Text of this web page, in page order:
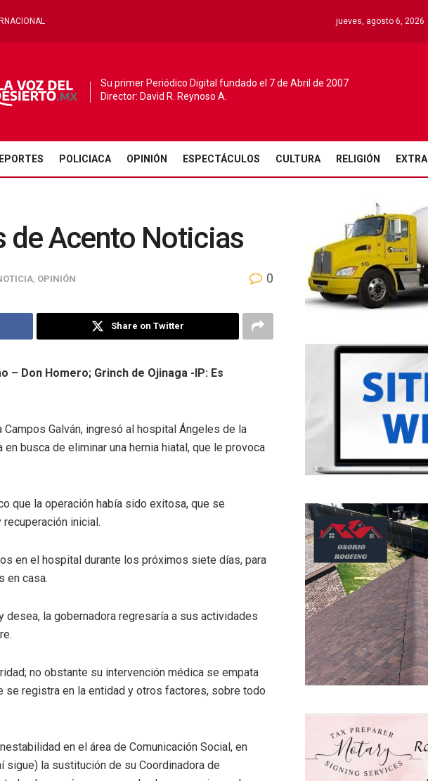
jueves, agosto 6, 2026
Su primer Periódico Digital fundado el 7 de Abril de 2007
Director: David R. Reynoso A.
POLICIACA OPINIÓN ESPECTÁCULOS CULTURA RELIGIÓN EXTRA
de Acento Noticias
OPINIÓN 0
Share on Twitter
Don Homero; Grinch de Ojinaga -IP: Es
Galván, ingresó al hospital Ángeles de la
busca de eliminar una hernia hiatal, que le provoca
que la operación había sido exitosa, que se
inicial.
en el hospital durante los próximos siete días, para
en casa.
la gobernadora regresaría a sus actividades
no obstante su intervención médica se empata
registra en la entidad y otros factores, sobre todo
en el área de Comunicación Social, en
sigue) la sustitución de su Coordinadora de